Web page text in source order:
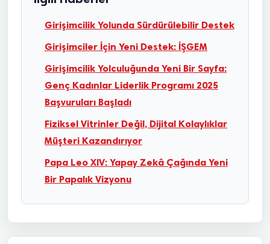
Girişimcilik Yolunda Sürdürülebilir Destek
Girişimciler İçin Yeni Destek: İŞGEM
Girişimcilik Yolculuğunda Yeni Bir Sayfa:
Genç Kadınlar Liderlik Programı 2025
Başvuruları Başladı
Fiziksel Vitrinler Değil, Dijital Kolaylıklar
Müşteri Kazandırıyor
Papa Leo XIV: Yapay Zekâ Çağında Yeni
Bir Papalık Vizyonu